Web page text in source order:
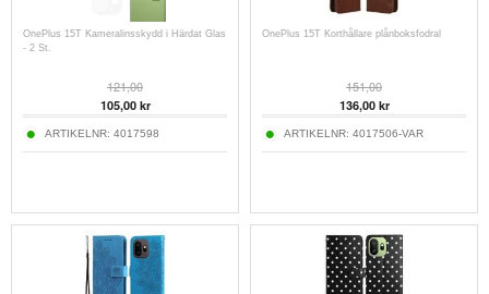
OnePlus 15T Kameralinsskydd i Härdat Glas
- 2 St.
121,00
105,00kr
ARTIKELNR: 4017598
OnePlus 15T Korthållare plånboksfodral
151,00
136,00kr
ARTIKELNR: 4017506-VAR